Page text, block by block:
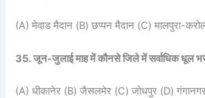
(A) मेवाड मैदान (B) छप्पन मैदान (C) मालपुरा-
35. जून-जुलाई माह में कौनसे जिले में सर्वाधिक धूल
(A) धीकानेर (B) जैसलमेर (C) जोधपुर (D)